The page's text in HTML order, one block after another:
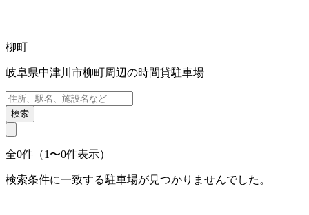
柳町
岐阜県中津川市柳町周辺の時間貸駐車場
検索
全0件（1〜0件表示）
検索条件に一致する駐車場が見つかりませんでした。